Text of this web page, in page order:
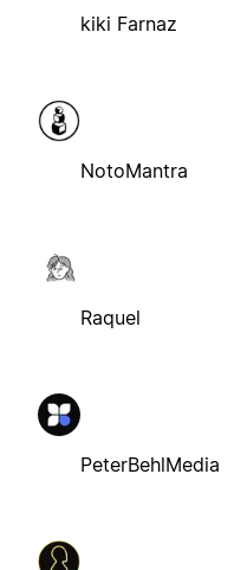
kiki Farnaz
NotoMantra
Raquel
PeterBehlMedia